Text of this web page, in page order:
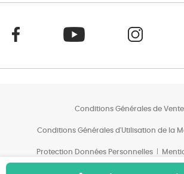
Conditions Générales de Vente
Conditions Générales d'Utilisation de la
Protection Données Personnelles